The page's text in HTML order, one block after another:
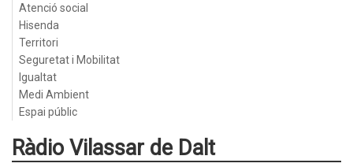
Atenció social
Hisenda
Territori
Seguretat i Mobilitat
Igualtat
Medi Ambient
Espai públic
Ràdio Vilassar de Dalt